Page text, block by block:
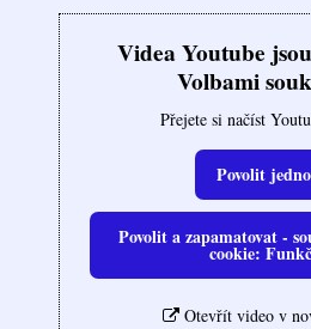
Videa Youtube
Volbami
Přejete si načíst
Povolit
Povolit a zapamatovat -
cookie:
Otevřít video v